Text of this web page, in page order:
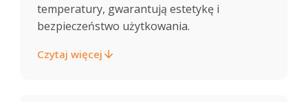
temperatury, gwarantują estetykę i
bezpieczeństwo użytkowania.
Czytaj więcej